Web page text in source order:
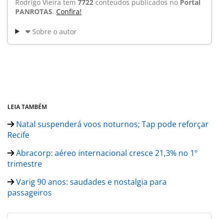
Rodrigo Vieira tem 7722 conteúdos publicados no Portal
PANROTAS. Confira!
Sobre o autor
LEIA TAMBÉM
Natal suspenderá voos noturnos; Tap pode reforçar
Recife
Abracorp: aéreo internacional cresce 21,3% no 1º
trimestre
Varig 90 anos: saudades e nostalgia para
passageiros